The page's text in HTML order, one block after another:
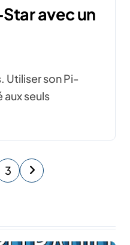
avec un
aux seuls
3